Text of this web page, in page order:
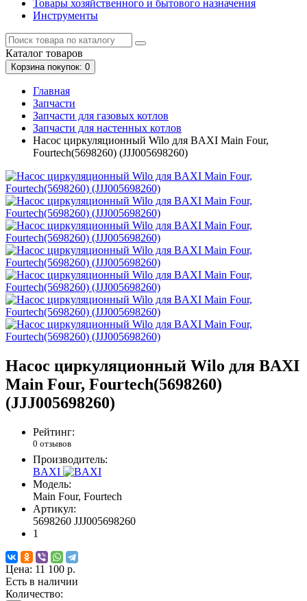
Товары хозяйственного и бытового назначения
Инструменты
Каталог товаров
Корзинапокупок: 0
Главная
Запчасти
Запчасти для газовых котлов
Запчасти для настенных котлов
Насос циркуляционный Wilo для BAXI Main Four,
Fourtech(5698260) (JJJ005698260)
Насос циркуляционный Wilo для BAXI
Main Four, Fourtech(5698260)
(JJJ005698260)
Рейтинг:
0 отзывов
Производитель:
BAXI
Модель:
Main Four, Fourtech
Артикул:
5698260 JJJ005698260
1
Цена: 11 100 р.
Есть в наличии
Количество: